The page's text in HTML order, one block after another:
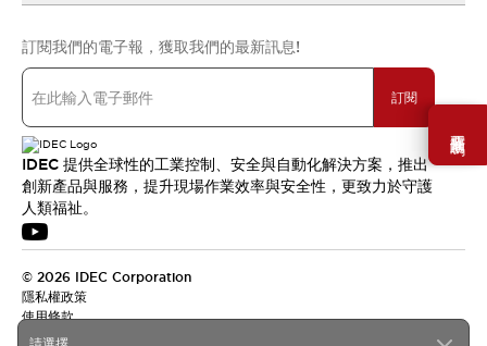
需要幫助嗎？
訂閱我們的電子報，獲取我們的最新訊息!
訂閱
IDEC 提供全球性的工業控制、安全與自動化解決方案，推出
創新產品與服務，提升現場作業效率與安全性，更致力於守護
人類福祉。
© 2026 IDEC Corporation
隱私權政策
使用條款